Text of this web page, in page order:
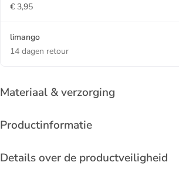
€ 3,95
limango
14 dagen retour
Materiaal & verzorging
Productinformatie
Details over de productveiligheid